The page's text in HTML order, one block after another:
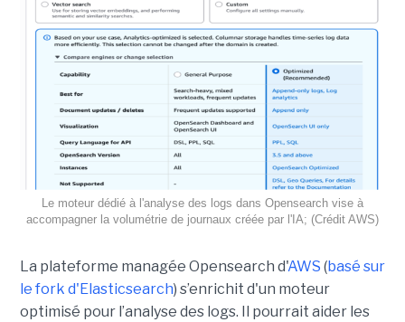
Le moteur dédié à l'analyse des logs dans Opensearch vise à
accompagner la volumétrie de journaux créée par l'IA; (Crédit AWS)
La plateforme managée Opensearch d'AWS (basé sur
le fork d'Elasticsearch) s’enrichit d'un moteur
optimisé pour l’analyse des logs. Il pourrait aider les